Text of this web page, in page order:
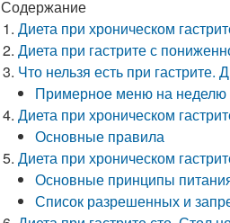
Содержание
Диета при хроническом
Диета при гастрите с
Что нельзя есть при гастрите.
Примерное меню на неделю
Диета при хроническом
Основные правила
Диета при хроническом
Основные принципы
Список разрешенных и